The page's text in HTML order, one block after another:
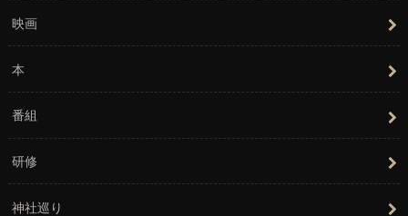
映画
本
番組
研修
神社巡り